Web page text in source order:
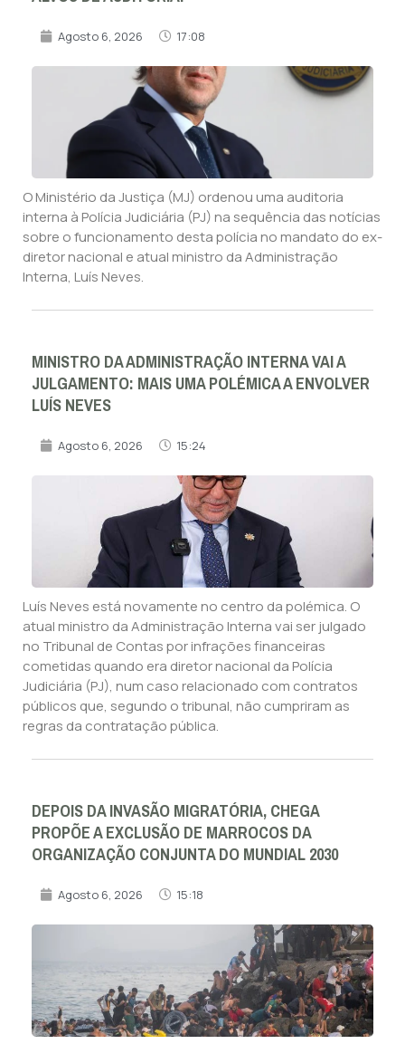
Agosto 6, 2026 17:08
O Ministério da Justiça (MJ) ordenou uma auditoria
interna à Polícia Judiciária (PJ) na sequência das notícias
sobre o funcionamento desta polícia no mandato do ex-
diretor nacional e atual ministro da Administração
Interna, Luís Neves.
MINISTRO DA ADMINISTRAÇÃO INTERNA VAI A
JULGAMENTO: MAIS UMA POLÉMICA A ENVOLVER
LUÍS NEVES
Agosto 6, 2026 15:24
Luís Neves está novamente no centro da polémica. O
atual ministro da Administração Interna vai ser julgado
no Tribunal de Contas por infrações financeiras
cometidas quando era diretor nacional da Polícia
Judiciária (PJ), num caso relacionado com contratos
públicos que, segundo o tribunal, não cumpriram as
regras da contratação pública.
DEPOIS DA INVASÃO MIGRATÓRIA, CHEGA
PROPÕE A EXCLUSÃO DE MARROCOS DA
ORGANIZAÇÃO CONJUNTA DO MUNDIAL 2030
Agosto 6, 2026 15:18